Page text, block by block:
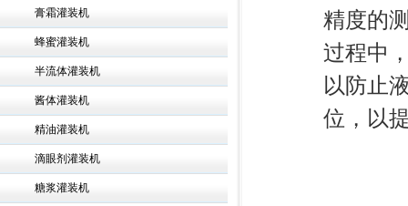
精度的
过程中
以防止
位，以
膏霜灌装机
蜂蜜灌装机
半流体灌装机
酱体灌装机
精油灌装机
滴眼剂灌装机
糖浆灌装机